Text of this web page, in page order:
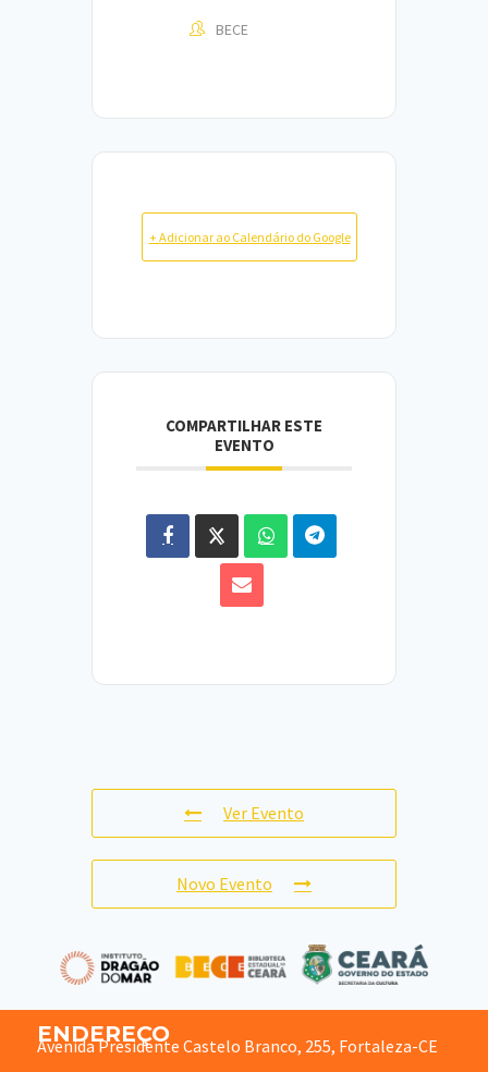
BECE
+ Adicionar ao Calendário do Google
COMPARTILHAR ESTE
EVENTO
Ver Evento
Novo Evento
ENDEREÇO
Avenida Presidente Castelo Branco, 255, Fortaleza-CE